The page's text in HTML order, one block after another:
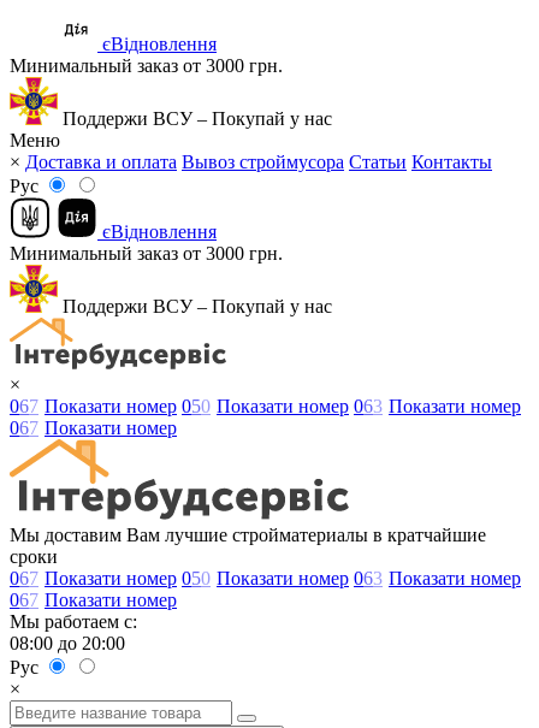
єВідновлення
Минимальный заказ от 3000 грн.
Поддержи ВСУ – Покупай у нас
Меню
× Доставка и оплата Вывоз строймусора Статьи Контакты
Рус
єВідновлення
Минимальный заказ от 3000 грн.
Поддержи ВСУ – Покупай у нас
×
067 Показати номер 050 Показати номер 063 Показати номер
067 Показати номер
Мы доставим Вам лучшие стройматериалы в кратчайшие
сроки
067 Показати номер 050 Показати номер 063 Показати номер
067 Показати номер
Мы работаем с:
08:00 до 20:00
Рус
×